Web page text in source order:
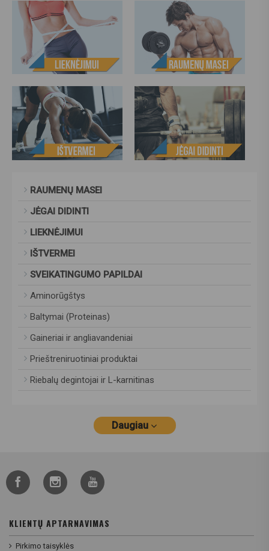
RAUMENŲ MASEI
JĖGAI DIDINTI
LIEKNĖJIMUI
IŠTVERMEI
SVEIKATINGUMO PAPILDAI
Aminorūgštys
Baltymai (Proteinas)
Gaineriai ir angliavandeniai
Prieštreniruotiniai produktai
Riebalų degintojai ir L-karnitinas
Daugiau
KLIENTŲ APTARNAVIMAS
Pirkimo taisyklės